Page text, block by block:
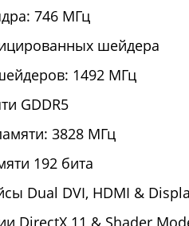
746 МГц
шейдера
1492 МГц
GDDR5
3828 МГц
192 бита
Dual DVI, HDMI &